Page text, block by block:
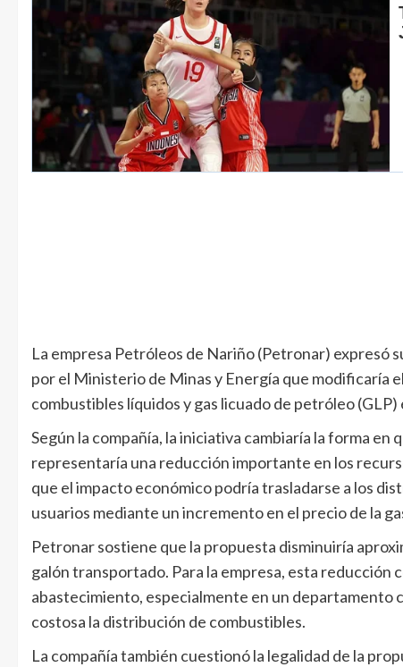
La empresa Petróleos de Nariño (Petronar)
por el Ministerio de Minas y Energía que modificaría
combustibles líquidos y gas licuado de petróleo
Según la compañía, la iniciativa cambiaría la forma
representaría una reducción importante en los
que el impacto económico podría trasladarse a los
usuarios mediante un incremento en el precio de la
Petronar sostiene que la propuesta disminuiría
galón transportado. Para la empresa, esta reducción
abastecimiento, especialmente en un departamento
costosa la distribución de combustibles.
La compañía también cuestionó la legalidad de la